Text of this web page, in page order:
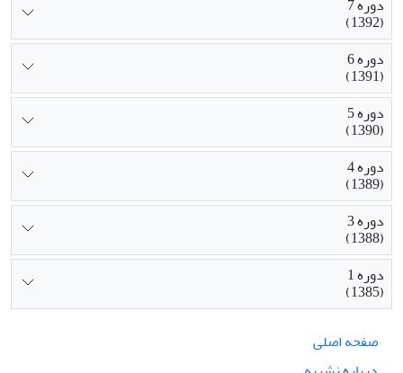
(1392)
دوره 6
(1391)
دوره 5
(1390)
دوره 4
(1389)
دوره 3
(1388)
دوره 1
(1385)
صفحه اصلی